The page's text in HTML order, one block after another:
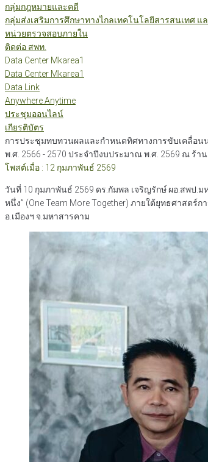
กลุ่มกฎหมายและคดี
กลุ่มส่งเสริมการศึกษาทางไกลเทคโนโลยีสารสนเทศ แ
หน่วยตรวจสอบภายใน
ติดต่อ สพท.
Data Center Mkarea1
Data Center Mkarea1
Data Link
Anywhere Anytime
ประชุมออนไลน์
เกียรติบัตร
การประชุมทบทวนผลและกำหนดทิศทางการขับเคลื่อน
พ.ศ. 2566 - 2570 ประจำปีงบประมาณ พ.ศ. 2569 ณ ร้า
โพสต์เมื่อ : 12 กุมภาพันธ์ 2569
วันที่ 10 กุมภาพันธ์ 2569 ดร.กัมพล เจริญรักษ์ ผอ.สพป.
หนึ่ง” (One Team More Together) ภายใต้ยุทธศาสต
อ.เมืองฯ จ.มหาสารคาม